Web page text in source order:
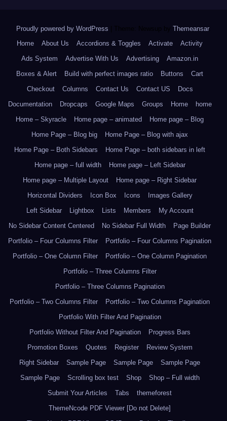
Proudly powered by WordPress Theme: Newsup by Themeansar.
Home
About Us Accordions & Toggles Activate
Activity
Ads System
Advertise With Us Advertising
Amazon.in
Boxes & Alert
Build with perfect images ratio Buttons
Cart
Checkout
Columns Contact Us Contact US
Docs
Documentation
Dropcaps Google Maps Groups Home
home
Home – Skyracle
Home page – animated
Home page – Blog
Home Page – Blog big
Home Page – Blog with ajax
Home Page – Both Sidebars
Home Page – both sidebars in left
Home page – full width
Home page – Left Sidebar
Home page – Multiple Layout
Home page – Right Sidebar
Horizontal Dividers
Icon Box Icons
Images Gallery
Left Sidebar
Lightbox Lists Members
My Account
No Sidebar Content Centered
No Sidebar Full Width
Page Builder
Portfolio – Four Columns Filter
Portfolio – Four Columns Pagination
Portfolio – One Column Filter
Portfolio – One Column Pagination
Portfolio – Three Columns Filter
Portfolio – Three Columns Pagination
Portfolio – Two Columns Filter
Portfolio – Two Columns Pagination
Portfolio With Filter And Pagination
Portfolio Without Filter And Pagination
Progress Bars
Promotion Boxes
Quotes Register
Review System
Right Sidebar
Sample Page Sample Page
Sample Page
Sample Page
Scrolling box test Shop
Shop – Full width
Submit Your Articles
Tabs
themeforest
ThemeNcode PDF Viewer [Do not Delete]